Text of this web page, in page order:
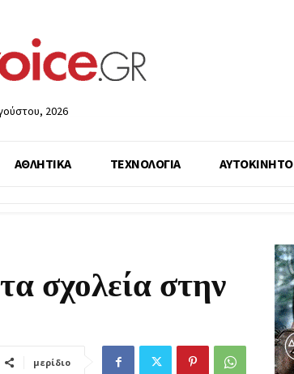
2026
ΑΘΛΗΤΙΚΑ ΤΕΧΝΟΛΟΓΙΑ ΑΥΤΟΚΙΝΗΤΟ
σχολεία στην
μερίδιο